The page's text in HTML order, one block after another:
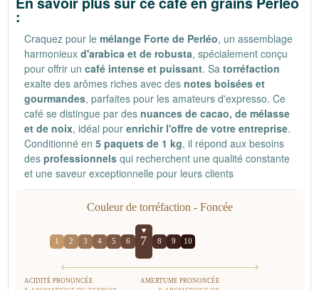
:
Craquez pour le mélange Forte de Perléo, un assemblage
harmonieux d'arabica et de robusta, spécialement conçu
pour offrir un café intense et puissant. Sa torréfaction
exalte des arômes riches avec des notes boisées et
gourmandes, parfaites pour les amateurs d'expresso. Ce
café se distingue par des nuances de cacao, de mélasse
et de noix, idéal pour enrichir l'offre de votre entreprise.
Conditionné en 5 paquets de 1 kg, il répond aux besoins
des professionnels qui recherchent une qualité constante
et une saveur exceptionnelle pour leurs clients
Couleur de torréfaction - Foncée
1 2 3 4 5 6 7 8 9 10
ACIDITÉ PRONONCÉE
AMERTUME PRONONCÉE